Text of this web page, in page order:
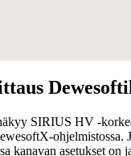
SIRIUS HV -
ohjelmistossa.
kanavan asetukset on